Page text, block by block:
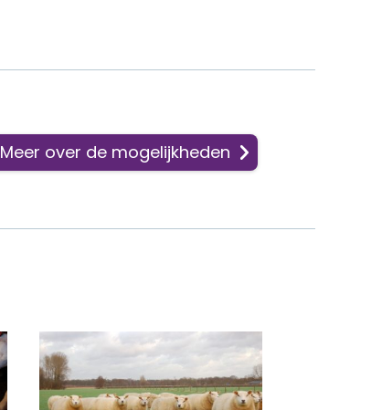
Meer over de mogelijkheden